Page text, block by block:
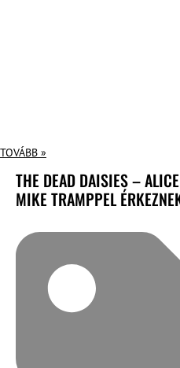
TOVÁBB »
THE DEAD DAISIES –
MIKE TRAMPPEL